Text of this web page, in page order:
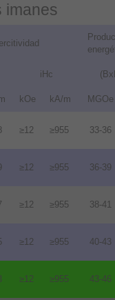
imanes
iHc
kOe kA/m MGOe
≥12 ≥955 33-36
≥12 ≥955 36-39
≥12 ≥955 38-41
≥12 ≥955 40-43
≥12 ≥955 43-46